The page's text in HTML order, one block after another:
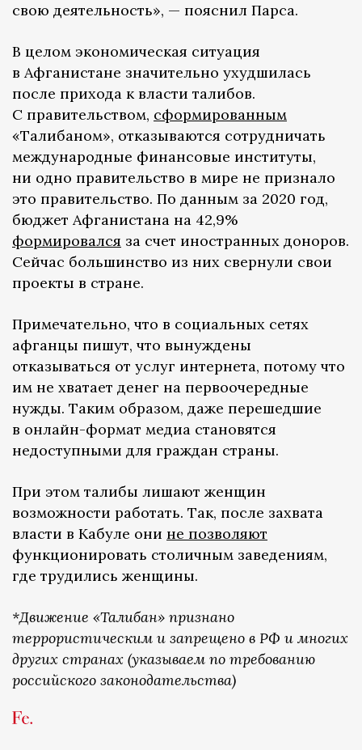
свою деятельность», — пояснил Парса.
В целом экономическая ситуация
в Афганистане значительно ухудшилась
после прихода к власти талибов.
С правительством, сформированным
«Талибаном», отказываются сотрудничать
международные финансовые институты,
ни одно правительство в мире не признало
это правительство. По данным за 2020 год,
бюджет Афганистана на 42,9%
формировался за счет иностранных доноров.
Сейчас большинство из них свернули свои
проекты в стране.
Примечательно, что в социальных сетях
афганцы пишут, что вынуждены
отказываться от услуг интернета, потому что
им не хватает денег на первоочередные
нужды. Таким образом, даже перешедшие
в онлайн-формат медиа становятся
недоступными для граждан страны.
При этом талибы лишают женщин
возможности работать. Так, после захвата
власти в Кабуле они не позволяют
функционировать столичным заведениям,
где трудились женщины.
*Движение «Талибан» признано
террористическим и запрещено в РФ и многих
других странах (указываем по требованию
российского законодательства)